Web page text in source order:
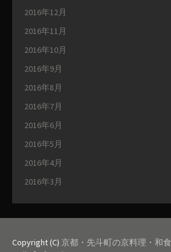
2016年12月
2016年11月
2016年10月
2016年9月
2016年8月
2016年7月
2016年6月
2016年5月
2016年4月
2016年3月
Copyright (C) 京都・先斗町の京料理・和